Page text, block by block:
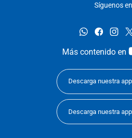
Síguenos
whatsapp
Más contenido en
Descarga nuestra
Descarga nuestra